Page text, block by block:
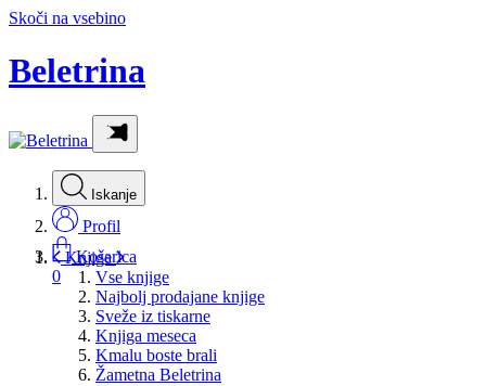
Skoči na vsebino
Beletrina
Iskanje
Profil
Košarica
0
Knjige
Vse knjige
Najbolj prodajane knjige
Sveže iz tiskarne
Knjiga meseca
Kmalu boste brali
Žametna Beletrina